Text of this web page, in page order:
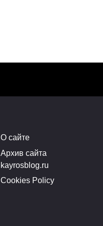
О сайте
Архив сайта
kayrosblog.ru
Cookies Policy